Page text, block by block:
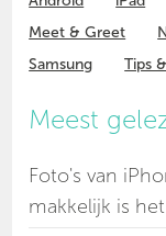
Meet & Greet
Samsung
Tips
Meest
Foto's van
makkelijk is